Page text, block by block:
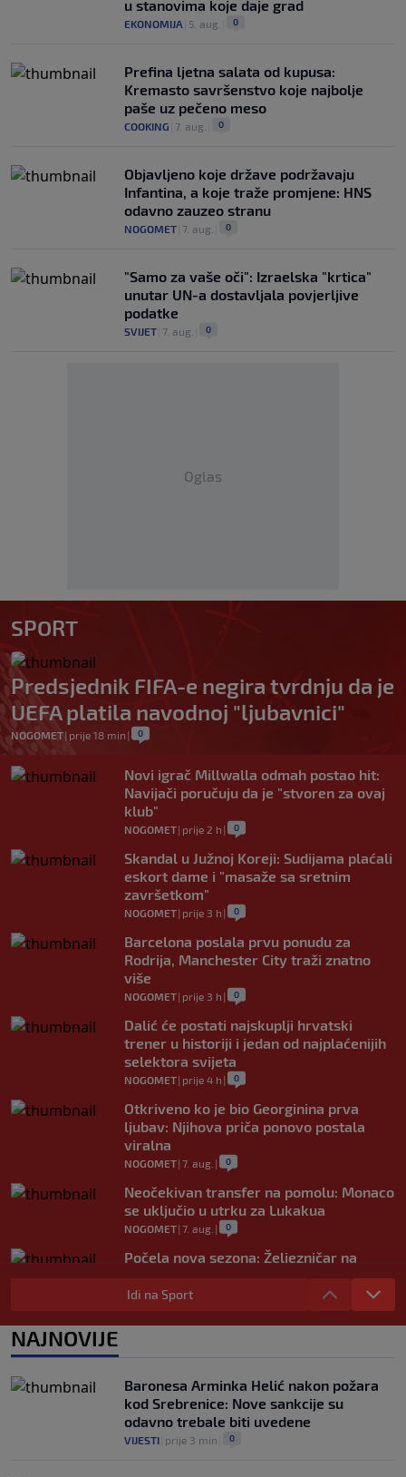
u stanovima koje daje grad
EKONOMIJA 5. aug. 0
Prefina ljetna salata od kupusa:
Kremasto savršenstvo koje najbolje
paše uz pečeno meso
COOKING 7. aug. 0
Objavljeno koje države podržavaju
Infantina, a koje traže promjene: HNS
odavno zauzeo stranu
NOGOMET 7. aug. 0
"Samo za vaše oči": Izraelska "krtica"
unutar UN-a dostavljala povjerljive
podatke
SVIJET 7. aug. 0
Oglas
SPORT
Predsjednik FIFA-e negira tvrdnju da je
UEFA platila navodnoj "ljubavnici"
NOGOMET| prije 18 min | 0
Novi igrač Millwalla odmah postao hit:
Navijači poručuju da je "stvoren za ovaj
klub"
NOGOMET| prije 2 h | 0
Skandal u Južnoj Koreji: Sudijama plaćali
eskort dame i "masaže sa sretnim
završetkom"
NOGOMET| prije 3 h | 0
Barcelona poslala prvu ponudu za
Rodrija, Manchester City traži znatno
više
NOGOMET| prije 3 h | 0
Dalić će postati najskuplji hrvatski
trener u historiji i jedan od najplaćenijih
selektora svijeta
NOGOMET| prije 4 h | 0
Otkriveno ko je bio Georginina prva
ljubav: Njihova priča ponovo postala
viralna
NOGOMET| 7. aug. | 0
Neočekivan transfer na pomolu: Monaco
se uključio u utrku za Lukakua
NOGOMET| 7. aug. | 0
Počela nova sezona: Željezničar na
NOGOMET|7. aug.
UEFA pokreće istragu: Je li Infantino
Idi na Sport
NAJNOVIJE
Baronesa Arminka Helić nakon požara
kod Srebrenice: Nove sankcije su
odavno trebale biti uvedene
VIJESTI prije 3 min 0